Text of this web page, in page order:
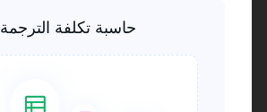
حاسبة تكلفة الترجمة